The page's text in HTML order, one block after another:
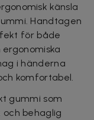
känsla
Handtagen
för både
i händerna
komfortabel.
gummi som
behaglig